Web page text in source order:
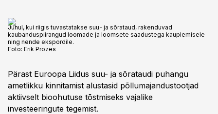
Juhul, kui riigis tuvastatakse suu- ja sõrataud, rakenduvad
kaubanduspiirangud loomade ja loomsete saadustega kauplemisele
ning nende ekspordile.
Foto: Erik Prozes
Pärast Euroopa Liidus suu- ja sõrataudi puhangu
ametlikku kinnitamist alustasid põllumajandustootjad
aktiivselt bioohutuse tõstmiseks vajalike
investeeringute tegemist.